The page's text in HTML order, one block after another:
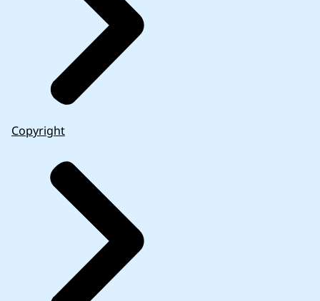
Copyright